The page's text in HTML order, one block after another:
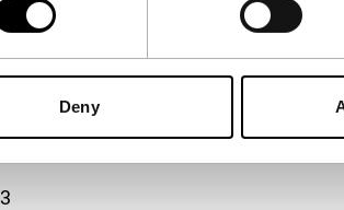
Deny